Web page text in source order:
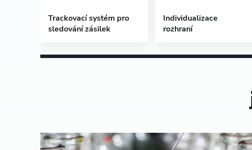
Trackovací systém pro
sledování zásilek
Individualizace
rozhraní